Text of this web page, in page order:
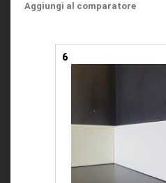
Aggiungi al comparatore
6